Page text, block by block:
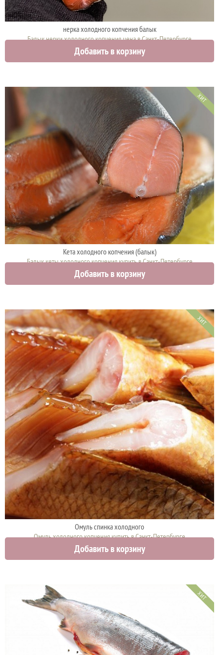
нерка холодного копчения балык
Балык нерки холодного копчения цена в Санкт-Петербурге
2150 руб.
Добавить в корзину
ХИТ
Кета холодного копчения (балык)
Балык кеты холодного копчения купить в Санкт-Петербурге
1340 руб.
Добавить в корзину
ХИТ
Омуль спинка холодного
Омуль холодного копчения купить в Санкт-Петербурге
2050 руб.
Добавить в корзину
ХИТ